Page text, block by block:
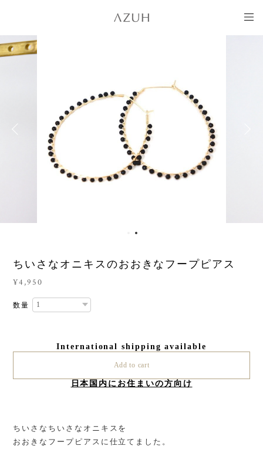
ちいさなオニキスのおおきなフープピアス
¥4,950
数量
International shipping available
Add to cart
日本国内にお住まいの方向け
ちいさなちいさなオニキスを
おおきなフープピアスに仕立てました。